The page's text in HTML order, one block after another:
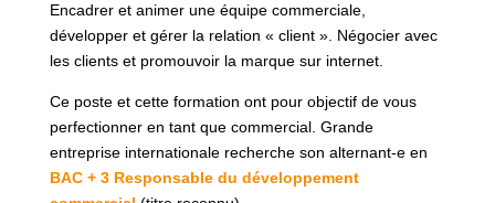
Encadrer et animer une équipe commerciale,
développer et gérer la relation « client ». Négocier avec
les clients et promouvoir la marque sur internet.
Ce poste et cette formation ont pour objectif de vous
perfectionner en tant que commercial. Grande
entreprise internationale recherche son alternant-e en
BAC + 3 Responsable du développement